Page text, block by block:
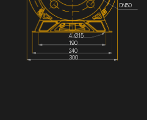
DN50
4-Ø15
190
240
300